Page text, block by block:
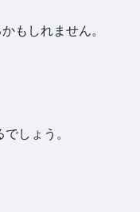
もしれません。
しょう。